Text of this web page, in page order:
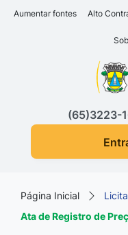
Seção de
Ir para o
Ir para o rodapé
Aumentar fontes Alto
Seção
(65)3223-
Página Inicial
Ata de Registro de